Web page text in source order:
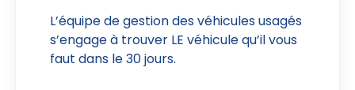
L’équipe de gestion des véhicules usagés
s’engage à trouver LE véhicule qu’il vous
faut dans le 30 jours.